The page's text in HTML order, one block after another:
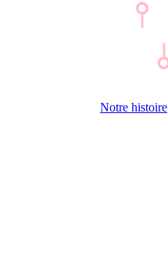
Notre histoire